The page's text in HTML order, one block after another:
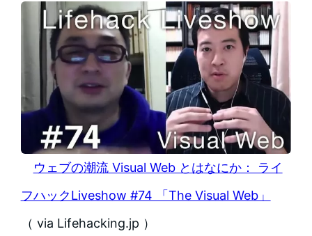
ウェブの潮流 Visual Web とはなにか： ライ
フハックLiveshow #74 「The Visual Web」
（ via Lifehacking.jp ）